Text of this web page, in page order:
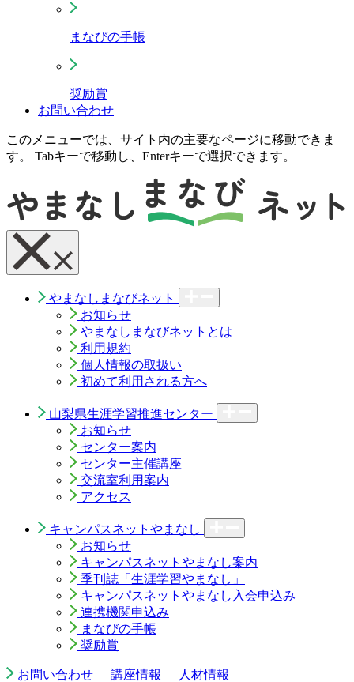
まなびの手帳
奨励賞
お問い合わせ
このメニューでは、サイト内の主要なページに移動できま
す。 Tabキーで移動し、Enterキーで選択できます。
やまなしまなびネット
お知らせ
やまなしまなびネットとは
利用規約
個人情報の取扱い
初めて利用される方へ
山梨県生涯学習推進センター
お知らせ
センター案内
センター主催講座
交流室利用案内
アクセス
キャンパスネットやまなし
お知らせ
キャンパスネットやまなし案内
季刊誌「生涯学習やまなし」
キャンパスネットやまなし入会申込み
連携機関申込み
まなびの手帳
奨励賞
お問い合わせ 講座情報 人材情報